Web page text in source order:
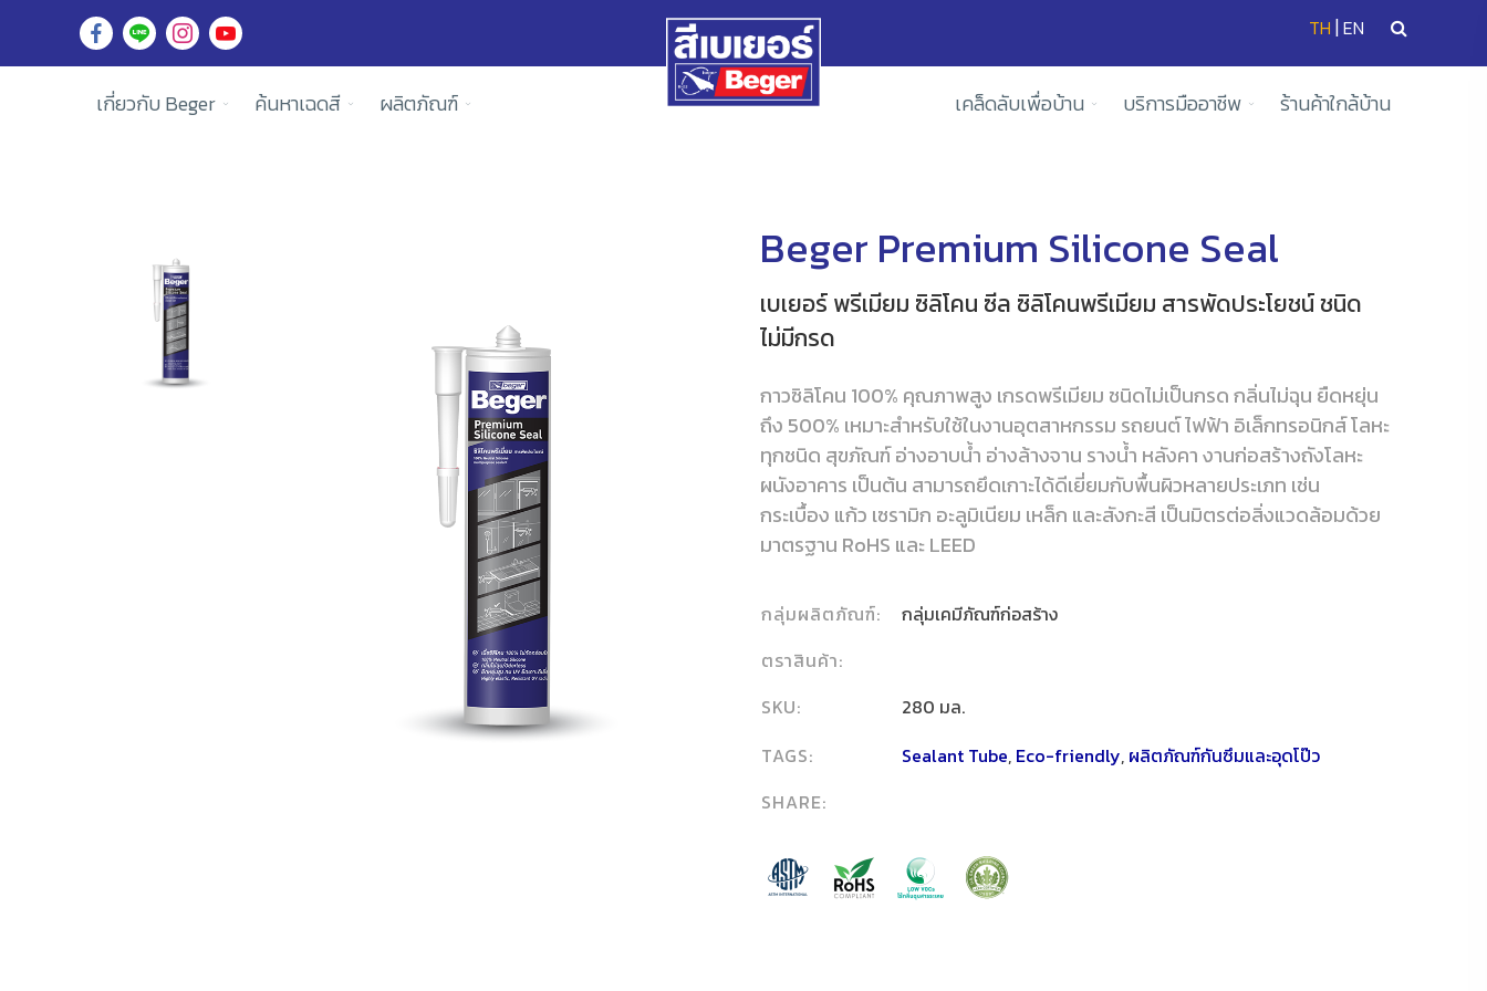
TH |EN
เกี่ยวกับ Beger ค้นหาเฉดสี ผลิตภัณฑ์ เคล็ดลับเพื่อบ้าน บริการมืออาชีพ ร้านค้าใกล้บ้าน
Beger Premium Silicone Seal
เบเยอร์ พรีเมียม ซิลิโคน ซีล ซิลิโคนพรีเมียม สารพัดประโยชน์ ชนิด
ไม่มีกรด
กาวซิลิโคน 100% คุณภาพสูง เกรดพรีเมียม ชนิดไม่เป็นกรด กลิ่นไม่ฉุน ยืดหยุ่น
ถึง 500% เหมาะสำหรับใช้ในงานอุตสาหกรรม รถยนต์ ไฟฟ้า อิเล็กทรอนิกส์ โลหะ
ทุกชนิด สุขภัณฑ์ อ่างอาบน้ำ อ่างล้างจาน รางน้ำ หลังคา งานก่อสร้างถังโลหะ
ผนังอาคาร เป็นต้น สามารถยึดเกาะได้ดีเยี่ยมกับพื้นผิวหลายประเภท เช่น
กระเบื้อง แก้ว เซรามิก อะลูมิเนียม เหล็ก และสังกะสี เป็นมิตรต่อสิ่งแวดล้อมด้วย
มาตรฐาน RoHS และ LEED
กลุ่มผลิตภัณฑ์:
กลุ่มเคมีภัณฑ์ก่อสร้าง
ตราสินค้า:
SKU:
280 มล.
TAGS:
Sealant Tube, Eco-friendly, ผลิตภัณฑ์กันซึมและอุดโป๊ว
SHARE: